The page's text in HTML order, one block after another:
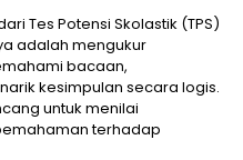
Tes Potensi Skolastik (TPS)
adalah mengukur
bacaan,
kesimpulan secara logis.
untuk menilai
terhadap